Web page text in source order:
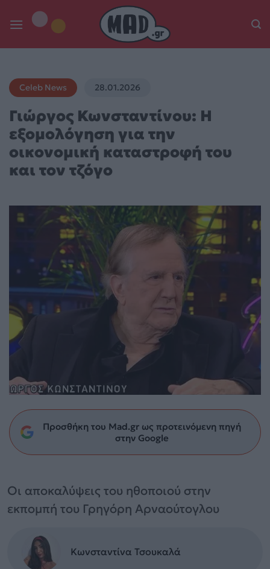
Celeb News 28.01.2026
Γιώργος Κωνσταντίνου: Η
εξομολόγηση για την
οικονομική καταστροφή του
και τον τζόγο
Προσθήκη του Mad.gr ως προτεινόμενη πηγή
στην Google
Οι αποκαλύψεις του ηθοποιού στην
εκπομπή του Γρηγόρη Αρναούτογλου
Κωνσταντίνα Τσουκαλά